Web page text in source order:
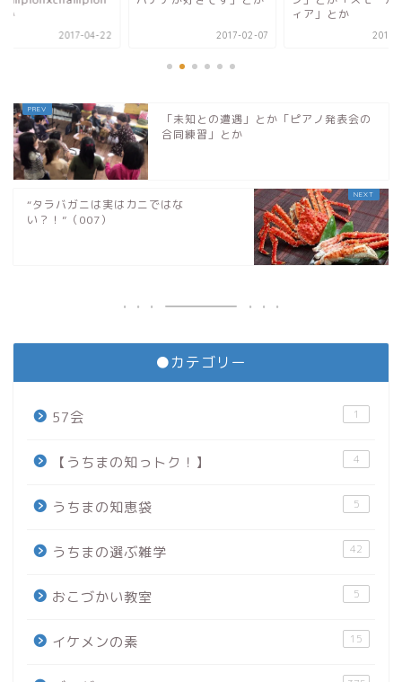
か
2017-04-22 2017-02-07
ィア」とか
2017-
「未知との遭遇」とか「ピアノ発表会の
合同練習」とか
“タラバガニは実はカニではな
い？！”（007）
●カテゴリー
57会 1
【うちまの知っトク！】 4
うちまの知恵袋 5
うちまの選ぶ雑学 42
おこづかい教室 5
イケメンの素 15